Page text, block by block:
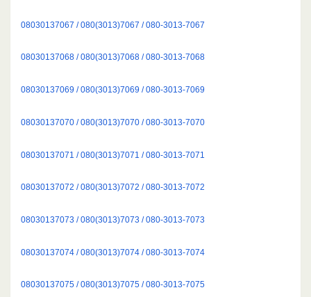
08030137067 / 080(3013)7067 / 080-3013-7067
08030137068 / 080(3013)7068 / 080-3013-7068
08030137069 / 080(3013)7069 / 080-3013-7069
08030137070 / 080(3013)7070 / 080-3013-7070
08030137071 / 080(3013)7071 / 080-3013-7071
08030137072 / 080(3013)7072 / 080-3013-7072
08030137073 / 080(3013)7073 / 080-3013-7073
08030137074 / 080(3013)7074 / 080-3013-7074
08030137075 / 080(3013)7075 / 080-3013-7075